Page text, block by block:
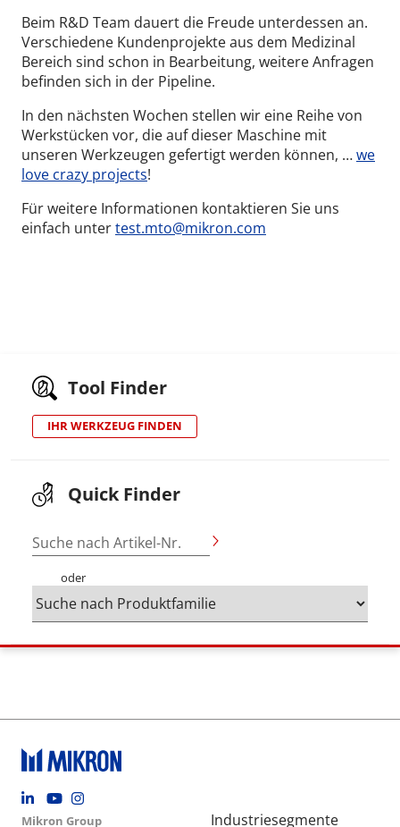
Beim R&D Team dauert die Freude unterdessen an.
Verschiedene Kundenprojekte aus dem Medizinal
Bereich sind schon in Bearbeitung, weitere Anfragen
befinden sich in der Pipeline.
In den nächsten Wochen stellen wir eine Reihe von
Werkstücken vor, die auf dieser Maschine mit
unseren Werkzeugen gefertigt werden können, …we
love crazy projects!
Für weitere Informationen kontaktieren Sie uns
einfach untertest.mto@mikron.com
Tool Finder
IHR WERKZEUG FINDEN
Quick Finder
Suche nach Artikel-Nr.
oder
Footer social
Mikron Group Industriesegmente